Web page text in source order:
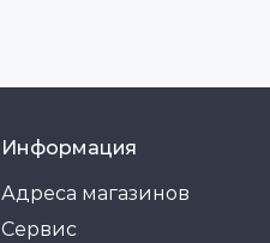
Информация
Адреса магазинов
Сервис